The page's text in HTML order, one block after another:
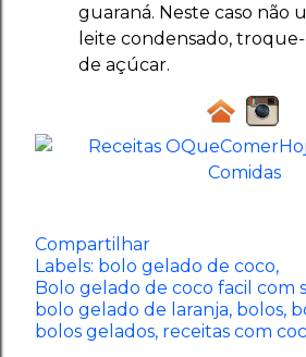
guaraná. Neste caso não
leite condensado,
de açúcar.
Compartilhar
Labels: bolo gelado de coco
Bolo gelado de coco facil com
bolo gelado de laranja bolos
bolos gelados receitas com